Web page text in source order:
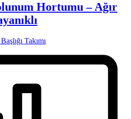
Hortumu – Ağır